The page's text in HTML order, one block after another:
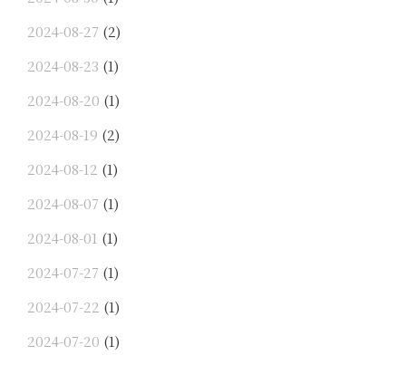
2024-08-27 (2)
2024-08-23 (1)
2024-08-20 (1)
2024-08-19 (2)
2024-08-12 (1)
2024-08-07 (1)
2024-08-01 (1)
2024-07-27 (1)
2024-07-22 (1)
2024-07-20 (1)